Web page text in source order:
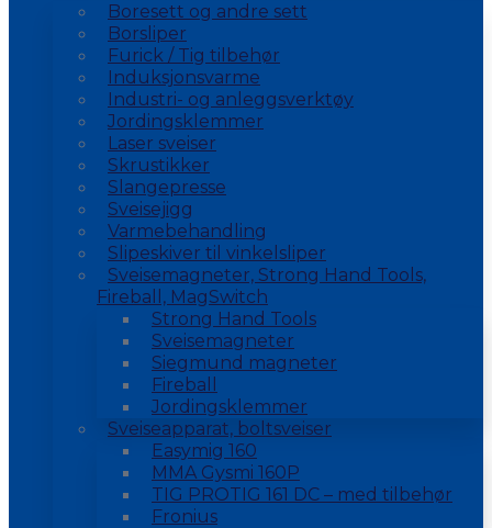
Boresett og andre sett
Borsliper
Furick / Tig tilbehør
Induksjonsvarme
Industri- og anleggsverktøy
Jordingsklemmer
Laser sveiser
Skrustikker
Slangepresse
Sveisejigg
Varmebehandling
Slipeskiver til vinkelsliper
Sveisemagneter, Strong Hand Tools,
Fireball, MagSwitch
Strong Hand Tools
Sveisemagneter
Siegmund magneter
Fireball
Jordingsklemmer
Sveiseapparat, boltsveiser
Easymig 160
MMA Gysmi 160P
TIG PROTIG 161 DC – med tilbehør
Fronius